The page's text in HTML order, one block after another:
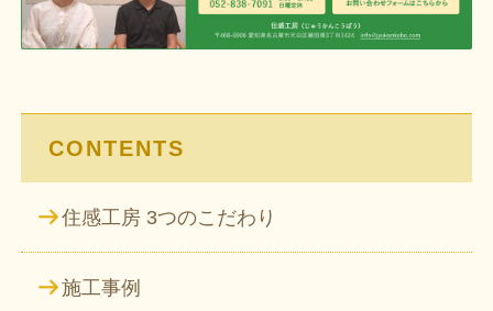
シ
CONTENTS
住感工房 3つのこだわり
施工事例